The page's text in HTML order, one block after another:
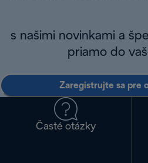
s našimi novinkami a
priamo do
Zaregistrujte sa pre
Časté otázky